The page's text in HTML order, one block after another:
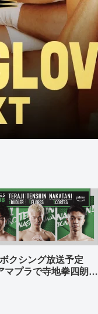
クシング放送予定
マプラで寺地拳四朗、